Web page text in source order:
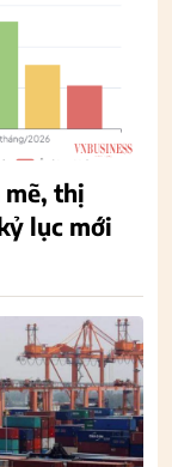
mẽ, thị
lục mới